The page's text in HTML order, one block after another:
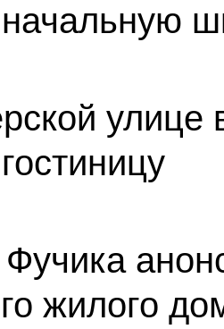
начальную
улице
жилого